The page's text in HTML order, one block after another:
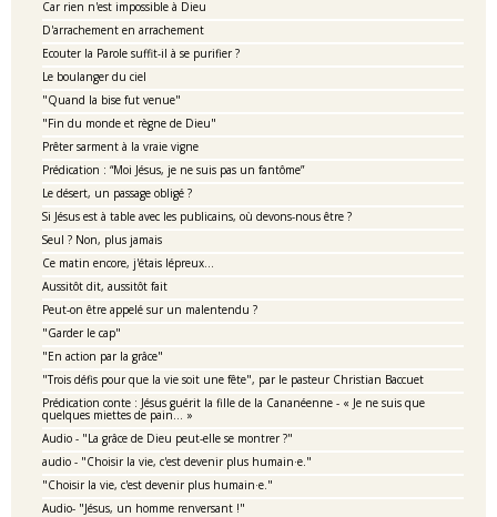
Car rien n'est impossible à Dieu
D'arrachement en arrachement
Ecouter la Parole suffit-il à se purifier ?
Le boulanger du ciel
"Quand la bise fut venue"
"Fin du monde et règne de Dieu"
Prêter sarment à la vraie vigne
Prédication : “Moi Jésus, je ne suis pas un fantôme”
Le désert, un passage obligé ?
Si Jésus est à table avec les publicains, où devons-nous être ?
Seul ? Non, plus jamais
Ce matin encore, j'étais lépreux...
Aussitôt dit, aussitôt fait
Peut-on être appelé sur un malentendu ?
"Garder le cap"
"En action par la grâce"
"Trois défis pour que la vie soit une fête", par le pasteur Christian Baccuet
Prédication conte : Jésus guérit la fille de la Cananéenne - « Je ne suis que
quelques miettes de pain… »
Audio - "La grâce de Dieu peut-elle se montrer ?"
audio - "Choisir la vie, c'est devenir plus humain·e."
"Choisir la vie, c'est devenir plus humain·e."
Audio- "Jésus, un homme renversant !"